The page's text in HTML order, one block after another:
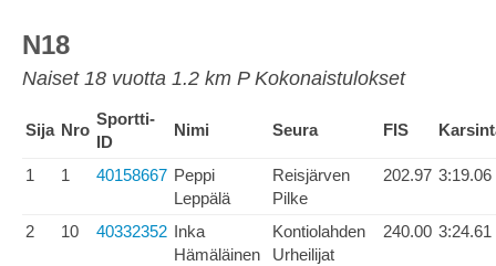
N18
Naiset 18 vuotta 1.2 km P Kokonaistulokset
Sija Nro
Sportti-
ID
Nimi Seura FIS
1 1 40158667 Peppi
Leppälä
Reisjärven
Pilke
202.97 3:19.06
2 10 40332352 Inka
Hämäläinen
Kontiolahden
Urheilijat
240.00 3:24.61